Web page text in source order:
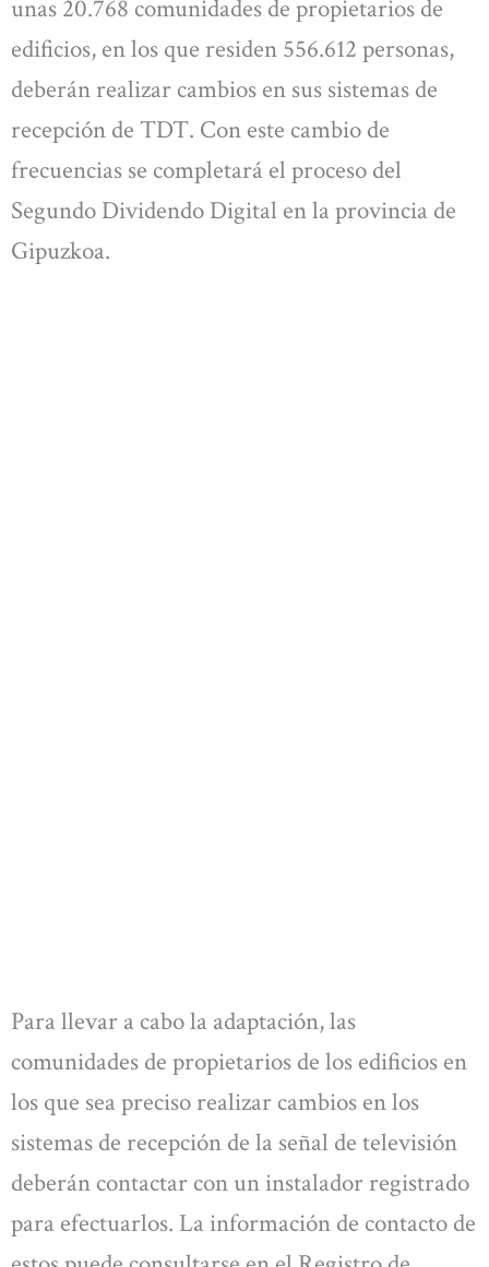
unas 20.768 comunidades de propietarios de
edificios, en los que residen 556.612 personas,
deberán realizar cambios en sus sistemas de
recepción de TDT. Con este cambio de
frecuencias se completará el proceso del
Segundo Dividendo Digital en la provincia de
Gipuzkoa.
Para llevar a cabo la adaptación, las
comunidades de propietarios de los edificios en
los que sea preciso realizar cambios en los
sistemas de recepción de la señal de televisión
deberán contactar con un instalador registrado
para efectuarlos. La información de contacto de